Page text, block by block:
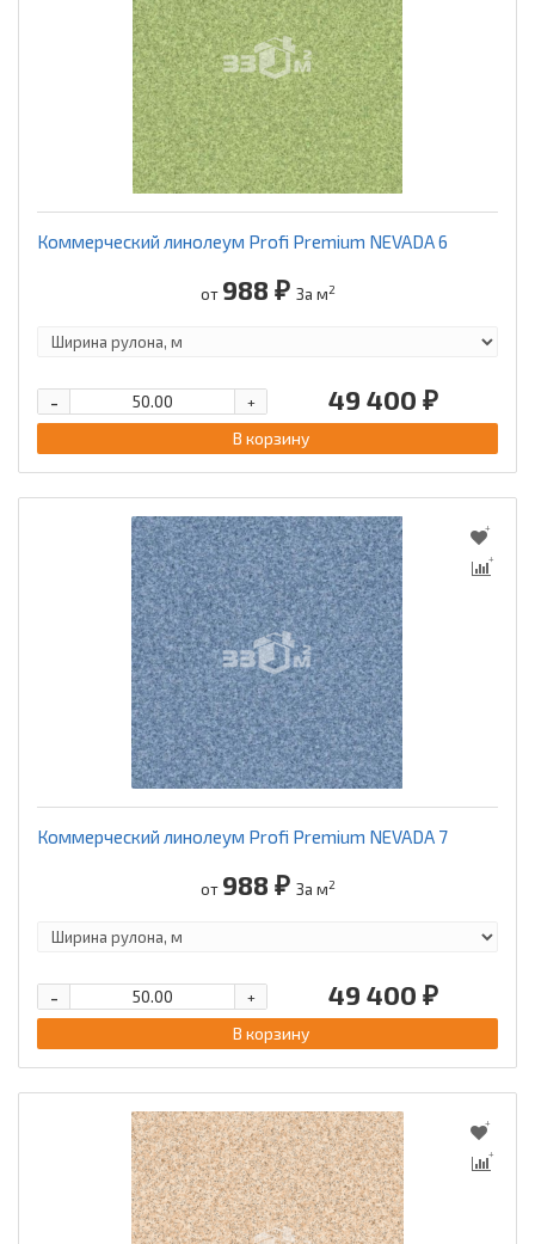
Коммерческий линолеум Profi Premium NEVADA 6
от 988 ₽ За м2
49 400 ₽
+
-
В корзину
Коммерческий линолеум Profi Premium NEVADA 7
от 988 ₽ За м2
49 400 ₽
+
-
В корзину